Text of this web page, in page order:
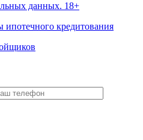
данных. 18+
кредитования